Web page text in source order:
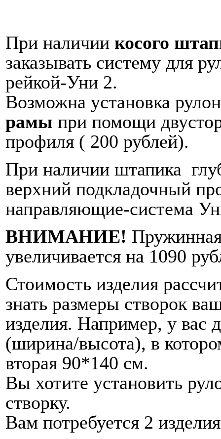
При наличии косого
заказывать систему для
рейкой-Уни 2.
Возможна установка
рамы при помощи
профиля ( 200 рублей).
При наличии штапика
верхний подкладочный
направляющие-система
ВНИМАНИЕ!
увеличивается на 1090
Стоимость изделия
знать размеры створок
изделия. Например, у вас
(ширина/высота), в
вторая 90*140 см.
Вы хотите установить
створку.
Вам потребуется 2